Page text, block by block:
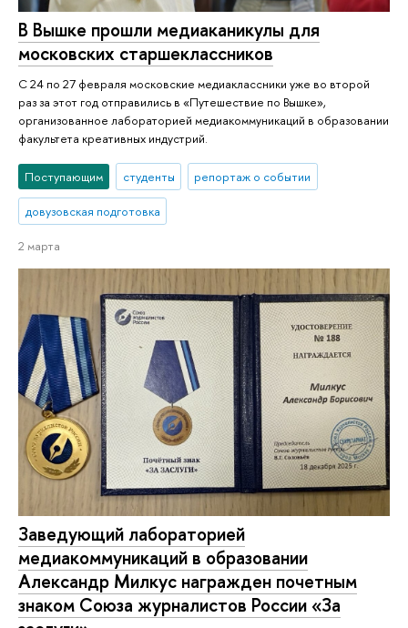
В Вышке прошли медиаканикулы для
московских старшеклассников
С 24 по 27 февраля московские медиаклассники уже во второй
раз за этот год отправились в «Путешествие по Вышке»,
организованное лабораторией медиакоммуникаций в образовании
факультета креативных индустрий.
Поступающим студенты репортаж о событии
довузовская подготовка
2 марта
Заведующий лабораторией
медиакоммуникаций в образовании
Александр Милкус награжден почетным
знаком Союза журналистов России «За